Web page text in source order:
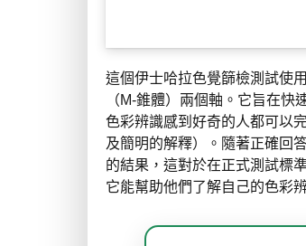
這個伊士哈拉色覺篩檢測試使
（M-錐體）兩個軸。它旨在
色彩辨識感到好奇的人都可以
及簡明的解釋）。隨著正確回
的結果，這對於在正式測試標
它能幫助他們了解自己的色彩